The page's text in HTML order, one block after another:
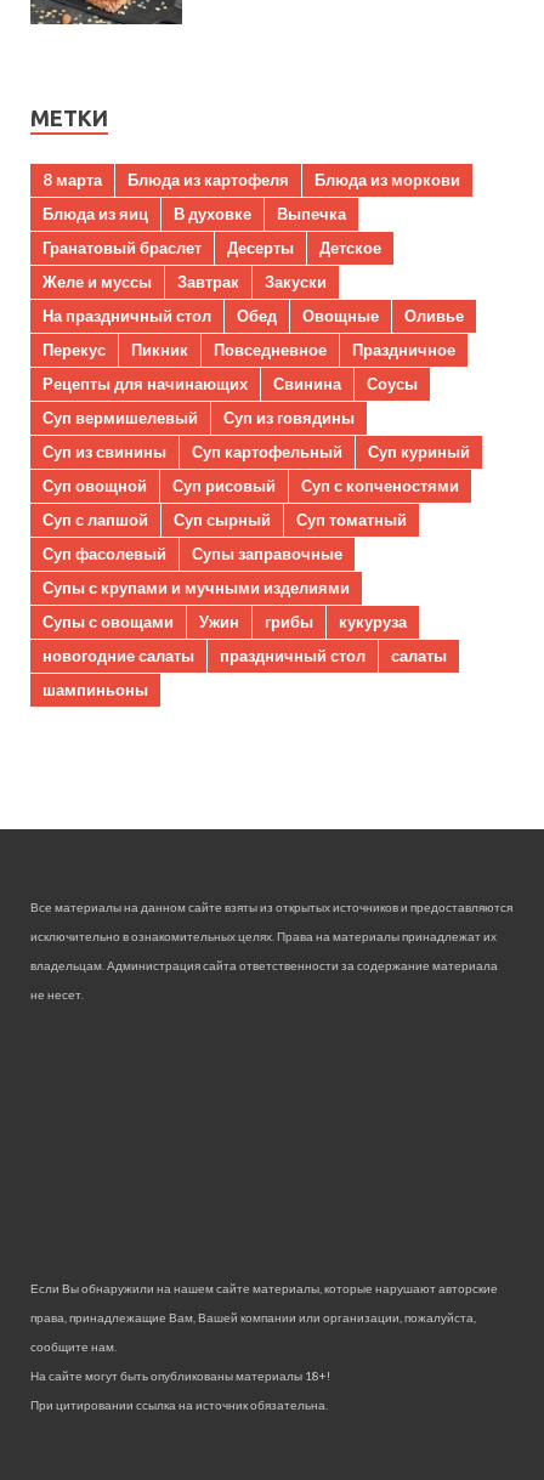
МЕТКИ
8 марта Блюда из картофеля
Блюда из моркови
Блюда из яиц
В духовке
Выпечка
Гранатовый браслет
Десерты
Детское
Желе и муссы
Завтрак
Закуски
На праздничный стол
Обед Овощные
Оливье
Перекус
Пикник Повседневное
Праздничное
Рецепты для начинающих
Свинина
Соусы
Суп вермишелевый
Суп из говядины
Суп из свинины
Суп картофельный
Суп куриный
Суп овощной
Суп рисовый
Суп с копченостями
Суп с лапшой
Суп сырный
Суп томатный
Суп фасолевый
Супы заправочные
Супы с крупами и мучными изделиями
Супы с овощами
Ужин грибы
кукуруза
новогодние салаты
праздничный стол
салаты
шампиньоны
Все материалы на данном сайте взяты из открытых источников и предоставляются
исключительно в ознакомительных целях. Права на материалы принадлежат их
владельцам. Администрация сайта ответственности за содержание материала
не несет.
Если Вы обнаружили на нашем сайте материалы, которые нарушают авторские
права, принадлежащие Вам, Вашей компании или организации, пожалуйста,
сообщите нам.
На сайте могут быть опубликованы материалы 18+!
При цитировании ссылка на источник обязательна.